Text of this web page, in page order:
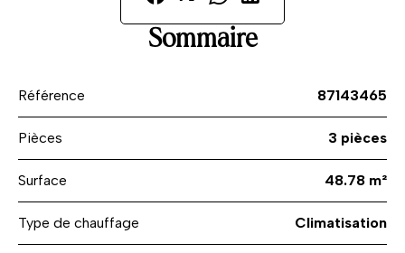
Sommaire
Référence 87143465
Pièces 3 pièces
Surface 48.78 m²
Type de chauffage Climatisation